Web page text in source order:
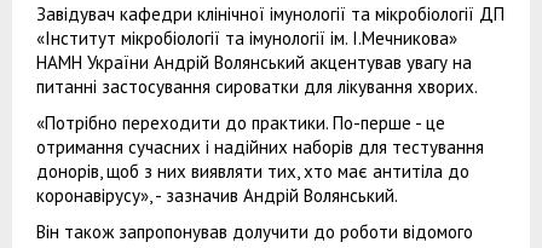
Завідувач кафедри клінічної імунології та мікробіології ДП
«Інститут мікробіології та імунології ім. І.Мечникова»
НАМН України Андрій Волянський акцентував увагу на
питанні застосування сироватки для лікування хворих.
«Потрібно переходити до практики. По-перше - це
отримання сучасних і надійних наборів для тестування
донорів, щоб з них виявляти тих, хто має антитіла до
коронавірусу», - зазначив Андрій Волянський.
Він також запропонував долучити до роботи відомого